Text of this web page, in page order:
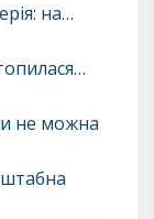
на…
не можна